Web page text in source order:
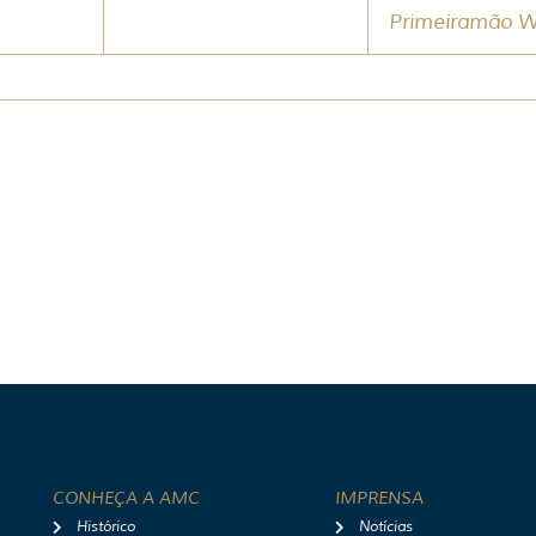
Primeiramão
CONHEÇA A AMC
Histórico
IMPRENSA
Notícias